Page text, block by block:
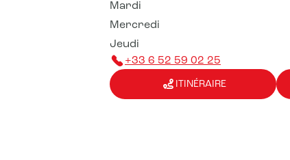
Mardi
Mercredi
Jeudi
+33 6 52 59 02 25
ITINÉRAIRE